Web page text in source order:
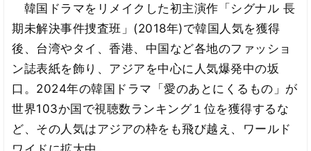
韓国ドラマをリメイクした初主演作「シグナル 長
期未解決事件捜査班」(2018年)で韓国人気を獲得
後、台湾やタイ、香港、中国など各地のファッショ
ン誌表紙を飾り、アジアを中心に人気爆発中の坂
口。2024年の韓国ドラマ「愛のあとにくるもの」が
世界103か国で視聴数ランキング１位を獲得するな
ど、その人気はアジアの枠をも飛び越え、ワールド